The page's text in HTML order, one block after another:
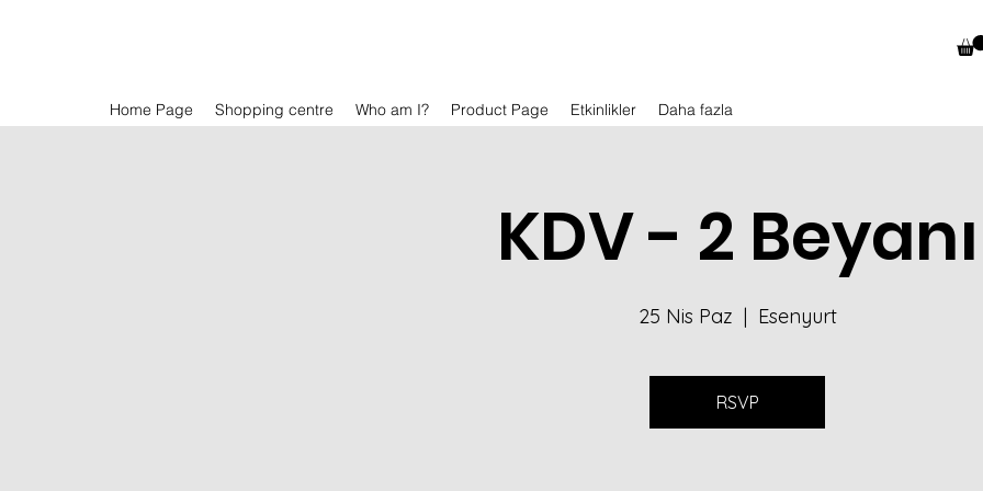
Home Page Shopping centre Who am I? Product Page Etkinlikler Daha fazla
KDV - 2 Beyanı
25 Nis Paz
  |
Esenyurt
RSVP